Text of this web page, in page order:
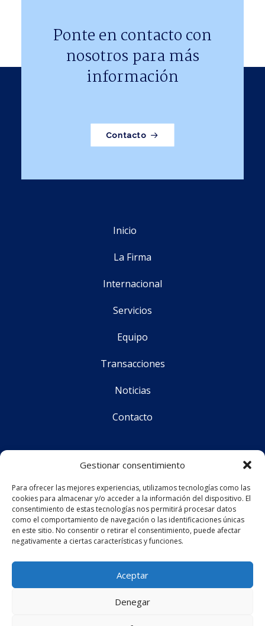
Gestionar consentimiento
Para ofrecer las mejores experiencias, utilizamos tecnologías como las
cookies para almacenar y/o acceder a la información del dispositivo. El
consentimiento de estas tecnologías nos permitirá procesar datos
como el comportamiento de navegación o las identificaciones únicas
en este sitio. No consentir o retirar el consentimiento, puede afectar
negativamente a ciertas características y funciones.
Aceptar
Denegar
Ponte en contacto con
nosotros para más
información
Contacto
Inicio
La Firma
Internacional
Servicios
Equipo
Transacciones
Noticias
Contacto
CS Corporate Advisors © 2025
Aviso legal
Política de privacidad
Política de cookies (UE)